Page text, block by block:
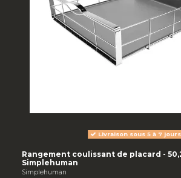
Livraison sous 5 à 7 jours
Rangement coulissant de placard -
Simplehuman
Simplehuman